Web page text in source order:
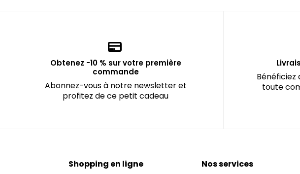
Obtenez -10 % sur votre première
commande
Abonnez-vous à notre newsletter et
profitez de ce petit cadeau
Bénéficiez
toute
Shopping en ligne Nos services